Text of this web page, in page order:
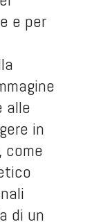
e per
alle
in
come
di un